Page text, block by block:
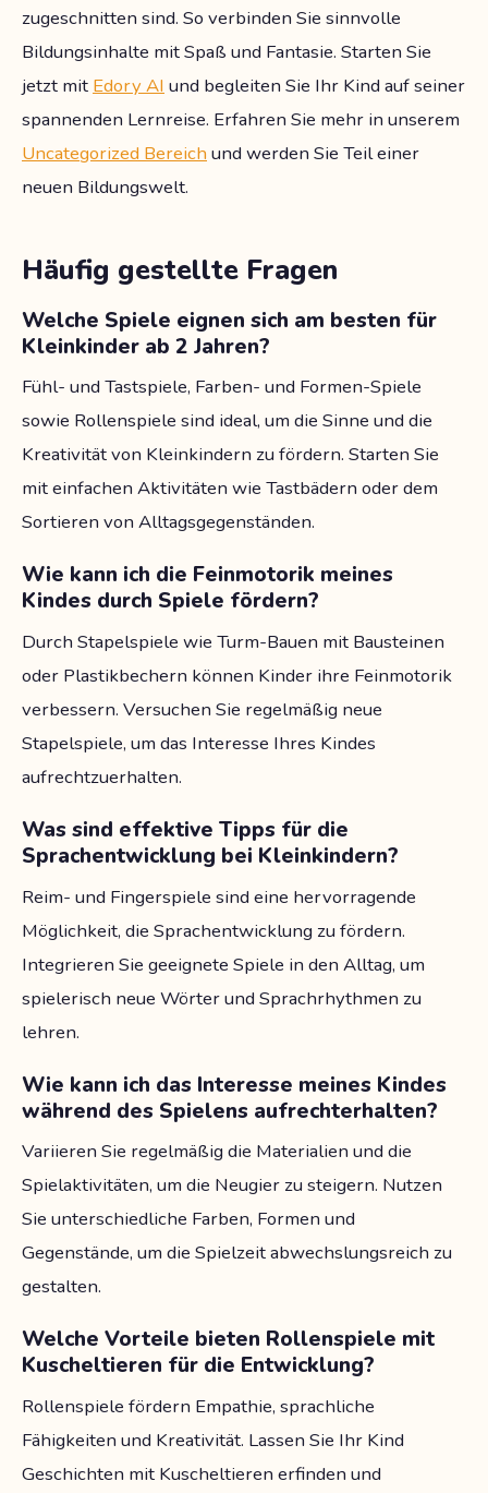
zugeschnitten sind. So verbinden Sie sinnvolle
Bildungsinhalte mit Spaß und Fantasie. Starten Sie
jetzt mit Edory AI und begleiten Sie Ihr Kind auf seiner
spannenden Lernreise. Erfahren Sie mehr in unserem
Uncategorized Bereich und werden Sie Teil einer
neuen Bildungswelt.
Häufig gestellte Fragen
Welche Spiele eignen sich am besten für
Kleinkinder ab 2 Jahren?
Fühl- und Tastspiele, Farben- und Formen-Spiele
sowie Rollenspiele sind ideal, um die Sinne und die
Kreativität von Kleinkindern zu fördern. Starten Sie
mit einfachen Aktivitäten wie Tastbädern oder dem
Sortieren von Alltagsgegenständen.
Wie kann ich die Feinmotorik meines
Kindes durch Spiele fördern?
Durch Stapelspiele wie Turm-Bauen mit Bausteinen
oder Plastikbechern können Kinder ihre Feinmotorik
verbessern. Versuchen Sie regelmäßig neue
Stapelspiele, um das Interesse Ihres Kindes
aufrechtzuerhalten.
Was sind effektive Tipps für die
Sprachentwicklung bei Kleinkindern?
Reim- und Fingerspiele sind eine hervorragende
Möglichkeit, die Sprachentwicklung zu fördern.
Integrieren Sie geeignete Spiele in den Alltag, um
spielerisch neue Wörter und Sprachrhythmen zu
lehren.
Wie kann ich das Interesse meines Kindes
während des Spielens aufrechterhalten?
Variieren Sie regelmäßig die Materialien und die
Spielaktivitäten, um die Neugier zu steigern. Nutzen
Sie unterschiedliche Farben, Formen und
Gegenstände, um die Spielzeit abwechslungsreich zu
gestalten.
Welche Vorteile bieten Rollenspiele mit
Kuscheltieren für die Entwicklung?
Rollenspiele fördern Empathie, sprachliche
Fähigkeiten und Kreativität. Lassen Sie Ihr Kind
Geschichten mit Kuscheltieren erfinden und